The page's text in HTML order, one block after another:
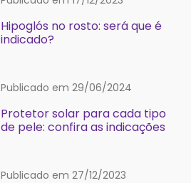
Hipoglós no rosto: será que é
indicado?
Publicado em 29/06/2024
Protetor solar para cada tipo
de pele: confira as indicações
Publicado em 27/12/2023